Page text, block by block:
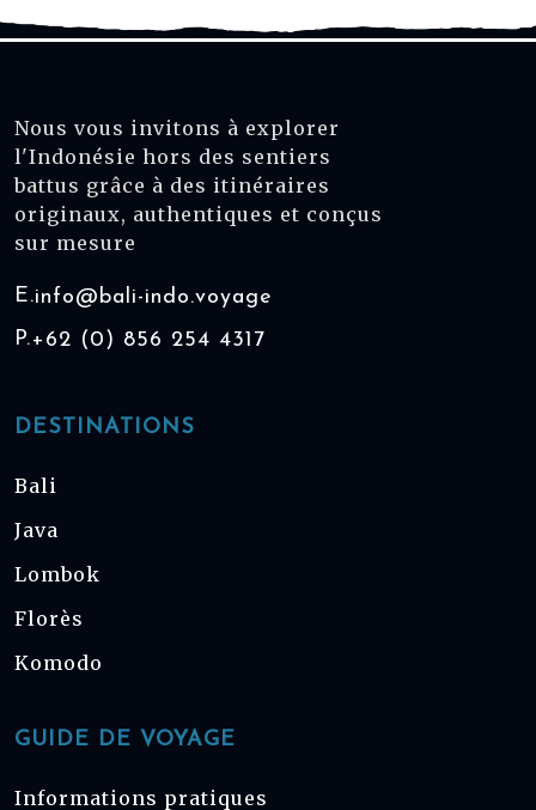
Nous vous invitons à explorer
l'Indonésie hors des sentiers
battus grâce à des itinéraires
originaux, authentiques et conçus
sur mesure
E.info@bali-indo.voyage
P.+62 (0) 856 254 4317
DESTINATIONS
Bali
Java
Lombok
Florès
Komodo
GUIDE DE VOYAGE
Informations pratiques